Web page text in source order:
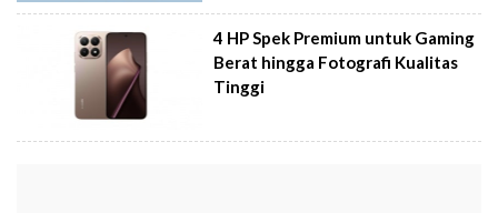
4 HP Spek Premium untuk Gaming
Berat hingga Fotografi Kualitas
Tinggi